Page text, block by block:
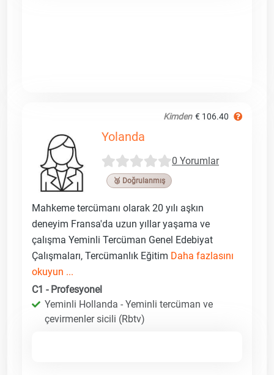
Kimden € 106.40
Yolanda
0 Yorumlar
🥉 Doğrulanmış
Mahkeme tercümanı olarak 20 yılı aşkın
deneyim Fransa'da uzun yıllar yaşama ve
çalışma Yeminli Tercüman Genel Edebiyat
Çalışmaları, Tercümanlık Eğitim Daha fazlasını
okuyun ...
C1 - Profesyonel
Yeminli Hollanda - Yeminli tercüman ve
çevirmenler sicili (Rbtv)